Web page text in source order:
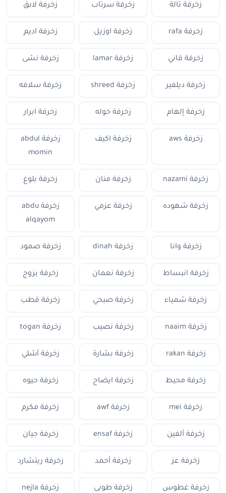
زخرفة تالة زخرفة سرتاب زخرفة لابق
زخرفة rafa زخرفة اوزيل زخرفة اديم
زخرفة قاني زخرفة lamar زخرفة نشى
زخرفة ديلفير زخرفة shreed زخرفة سلافه
زخرفة إلهام زخرفة خوله زخرفة ابرار
زخرفة aws زخرفة اكيف
زخرفة abdul
momin
زخرفة nazami زخرفة منان زخرفة بلوغ
زخرفة شهوده زخرفة عزمي
زخرفة abdu
alqayom
زخرفة وانا زخرفة dinah زخرفة صمود
زخرفة انبساط زخرفة نعمان زخرفة بزوج
زخرفة شمياء زخرفة صبحي زخرفة قطب
زخرفة naaim زخرفة نصيب زخرفة togan
زخرفة rakan زخرفة بشارة زخرفة آشلي
زخرفة محيط زخرفة ايضاح زخرفة حيوه
زخرفة mei زخرفة awf زخرفة مكرم
زخرفة ألفين زخرفة ensaf زخرفة جيان
زخرفة عز زخرفة أحمد زخرفة ريتشارد
زخرفة غطوس زخرفة طوبى زخرفة nejla